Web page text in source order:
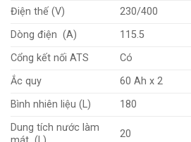
Điện thế (V)
230/400
Dòng điện (A)
115.5
Cổng kết nối ATS
Có
Ắc quy
60 Ah x 2
Bình nhiên liệu (L)
180
Dung tích nước làm
20